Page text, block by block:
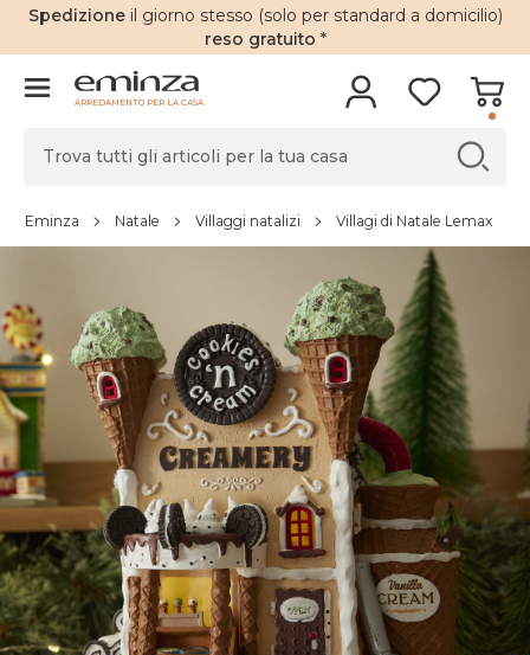
Spedizione il giorno stesso (solo per standard a domicilio)
reso gratuito *
ARREDAMENTO PER LA CASA
Eminza Natale Villaggi natalizi Villagi di Natale Lemax